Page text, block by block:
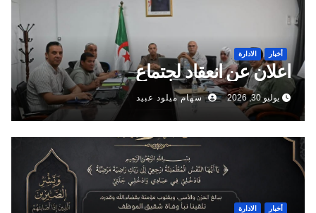
أخبار الادارة
اعلان عن انعقاد لجتماع
يوليو 30, 2026 سهام ميلود عبيد
أخبار الادارة